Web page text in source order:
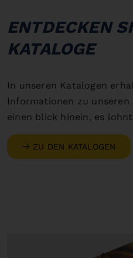
ENTDECKEN
KATALOGE
In unseren Katalogen
Informationen zu unseren
einen blick hinein, es
ZU DEN KATALOGEN